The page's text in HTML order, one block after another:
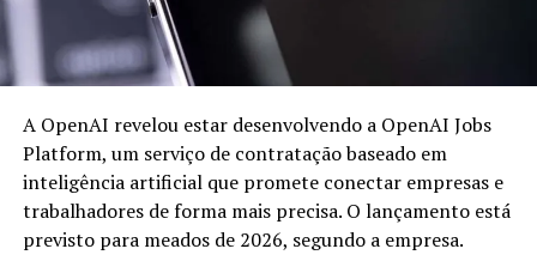
A OpenAI revelou estar desenvolvendo a OpenAI Jobs
Platform, um serviço de contratação baseado em
inteligência artificial que promete conectar empresas e
trabalhadores de forma mais precisa. O lançamento está
previsto para meados de 2026, segundo a empresa.